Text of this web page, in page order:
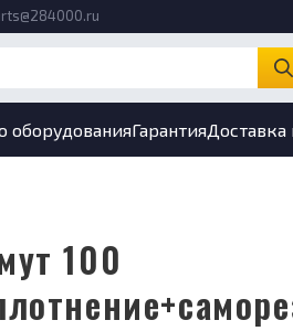
оборудованияГарантияДоставка